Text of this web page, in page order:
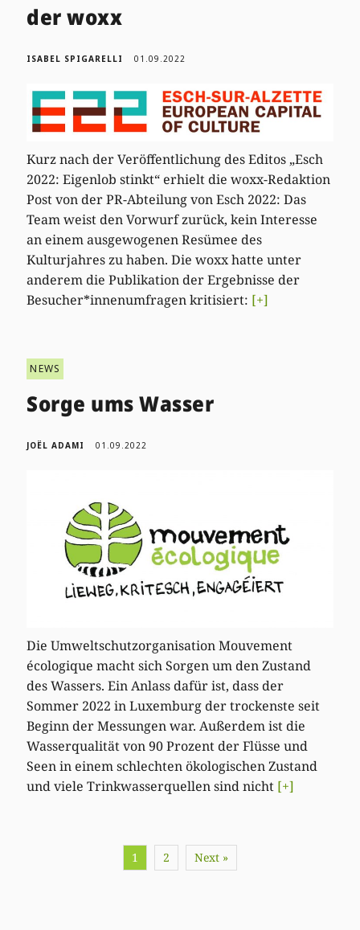
der woxx
ISABEL SPIGARELLI 01.09.2022
Kurz nach der Veröffentlichung des Editos „Esch
2022: Eigenlob stinkt“ erhielt die woxx-Redaktion
Post von der PR-Abteilung von Esch 2022: Das
Team weist den Vorwurf zurück, kein Interesse
an einem ausgewogenen Resümee des
Kulturjahres zu haben. Die woxx hatte unter
anderem die Publikation der Ergebnisse der
Besucher*innenumfragen kritisiert: [+]
NEWS
Sorge ums Wasser
JOËL ADAMI 01.09.2022
Die Umweltschutzorganisation Mouvement
écologique macht sich Sorgen um den Zustand
des Wassers. Ein Anlass dafür ist, dass der
Sommer 2022 in Luxemburg der trockenste seit
Beginn der Messungen war. Außerdem ist die
Wasserqualität von 90 Prozent der Flüsse und
Seen in einem schlechten ökologischen Zustand
und viele Trinkwasserquellen sind nicht [+]
1 2 Next »